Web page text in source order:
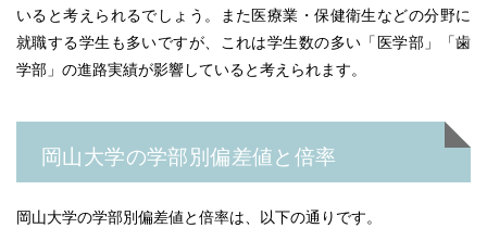
いると考えられるでしょう。
また医療業・保健衛生などの分野に
就職する学生も多いですが、これは学生数の多い「医学部」「歯
学部」の進路実績が影響していると考えられます。
岡山大学の学部別偏差値と倍率
岡山大学の学部別偏差値と倍率は、以下の通りです。